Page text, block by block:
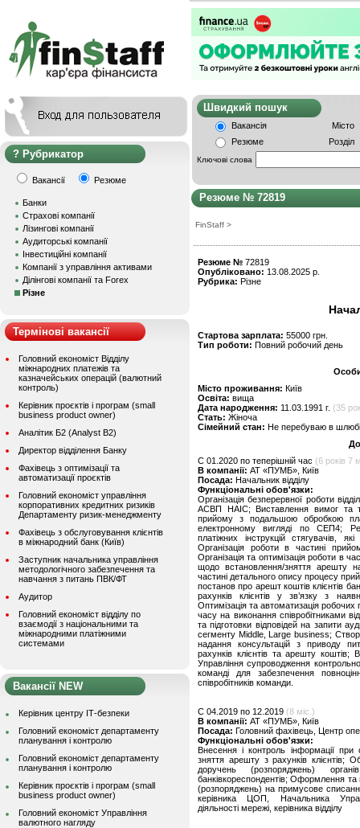
Рубрикатор
Вакансії Резюме
Банки
Страхові компанії
Лізингові компанії
Аудиторські компанії
Інвестиційні компанії
Компанії з управління активами
Ділінгові компанії та Forex
Різне
Термінові вакансії
Головний економіст Відділу
міжнародних платежів та
казначейських операцій (валютний
контроль)
Керівник проєктів і програм (small
business product owner)
Аналітик Б2 (Analyst B2)
Директор відділення Банку
Фахівець з оптимізації та
автоматизації проєктів
Головний економіст управління
корпоративних кредитних ризиків
Департаменту ризик-менеджменту
Фахівець з обслуговування клієнтів
в міжнародний банк (Київ)
Заступник начальника управління
методологічного забезпечення та
навчання з питань ПВК/ФТ
Аудитор
Головний економіст відділу по
взаємодії з національними та
міжнародними платіжними
системами
Вакансії NEW
Керівник центру ІТ-безпеки
Головний економіст департаменту
планування і контролю
Головний економіст департаменту
планування і контролю
Керівник проєктів і програм (small
business product owner)
Головний економіст Управління
валютного нагляду
Швидкий
Вакансія
Місто
Резюме
Розділ
Ключові слова
Резюме № 72819
FinStaff >
Резюме № 72819
Опубліковано: 13.08.2025 р.
Рубрика: Різне
Стартова зарплата: 55000 грн.
Тип роботи: Повний робочий день
Місто проживання: Київ
Освіта: вища
Дата народження: 11.03.1991 г. (35
Стать: Жіноча
Сімейний стан: Не перебуваю в
C 01.2020 по теперішній час (6 років 7
В компанії: АТ «ПУМБ», Київ
Посада: Начальник відділу
Функціональні обов'язки:
Організація безперервної роботи
АСВП НАІС; Виставлення вимог та
прийому з подальшою обробкою
електронному вигляді по СЕП4;
платіжних інструкцій стягувачів,
Організація роботи в частині
Організація та оптимізація роботи в
щодо встановлення/зняття арешту
частині детального опису процесу
постанов про арешт коштів клієнтів
рахунків клієнтів у зв’язку з
Оптимізація та автоматизація
часу на виконання співробітниками
та підготовки відповідей на запити
сегменту Middle, Large business;
надання консультацій з приводу
рахунків клієнтів та арешту
Управління супроводження
команді для забезпечення
співробітників команди.
C 04.2019 по 12.2019 (8 міс.)
В компанії: АТ «ПУМБ», Київ
Посада: Головний фахівець, Центр
Функціональні обов'язки:
Внесення і контроль інформації
зняття арешту з рахунків клієнтів;
доручень (розпоряджень)
банківкореспондентів; Оформлення та
(розпоряджень) на примусове
керівника ЦОП, Начальника
діяльності мережі, керівника відділу